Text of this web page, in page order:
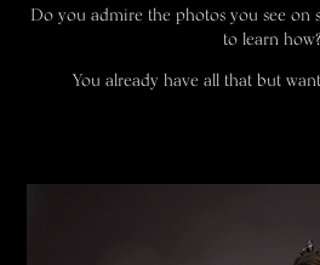
Do you admire the photos you see on
to learn how?
You already have all that but